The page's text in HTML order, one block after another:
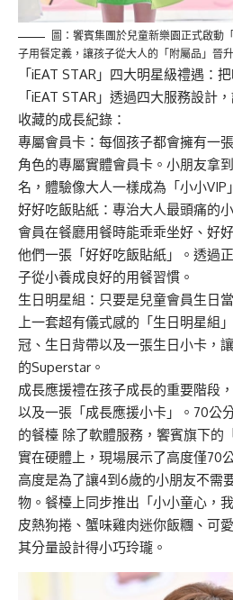
圖：饗賓集團於兒童新樂園正式啟動
子用餐定義，讓孩子從大人的「附屬品」晉
「iEAT STAR」四大明星級禮遇：
「iEAT STAR」透過四大服務設計
收藏的成長紀錄：
專屬會員卡：每個孩子都會擁有一
角色的專屬實體會員卡。小朋友拿
名，體驗像大人一樣成為「小小VIP
好好吃飯貼紙：專治大人最頭痛的
會員在餐廳用餐時能乖乖坐好、好
他們一張「好好吃飯貼紙」。透過
子從小養成良好的用餐習慣。
生日明星組：只要是兒童會員生日
上一套超有儀式感的「生日明星組
冠、生日背帶以及一張生日小卡，
的Superstar。
成長應援禮在孩子成長的重要階段
以及一張「成長應援小卡」。70公
的餐檯 除了軟體服務，饗賓旗下的
實在硬體上，現場展示了高度僅70
高度是為了讓4到6歲的小朋友不需
物。餐檯上同步推出「小小童心，
皮熱狗捲、蟹味雞肉迷你飯糰、可
其分量設計得小巧玲瓏。